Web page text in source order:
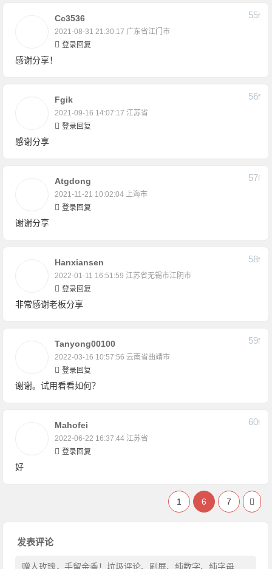
Cc3536
2021-08-31 21:30:17 广东省江门市
55F
登录回复
感谢分享！
Fgik
2021-09-16 14:07:17 江苏省
56F
登录回复
感谢分享
Atgdong
2021-11-21 10:02:04 上海市
57F
登录回复
谢谢分享
Hanxiansen
2022-01-11 16:51:59 江苏省无锡市江阴市
58F
登录回复
非常感谢老板分享
Tanyong00100
2022-03-16 10:57:56 云南省曲靖市
59F
登录回复
谢谢。试用看看如何？
Mahofei
2022-06-22 16:37:44 江苏省
60F
登录回复
好
1 6 7
发表评论